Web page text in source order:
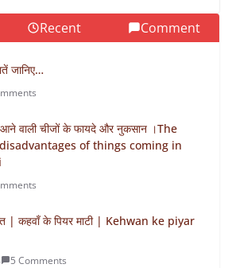
Recent Comment
जानिए…
वाली चीजों के फायदे और नुकसान ।The
of things coming in
| कहवाँ के पियर माटी | Kehwan ke piyar
5 Comments